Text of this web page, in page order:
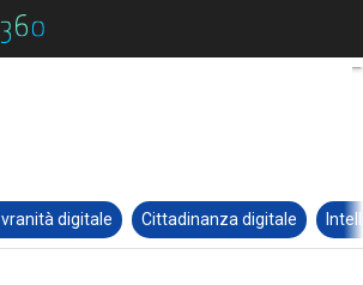
digitale Cittadinanza digitale